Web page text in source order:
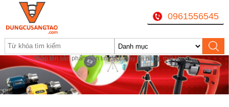
Nhập tên sản phẩm cần tìm, VD: máy đa năng, mũi khoan...
0961556545